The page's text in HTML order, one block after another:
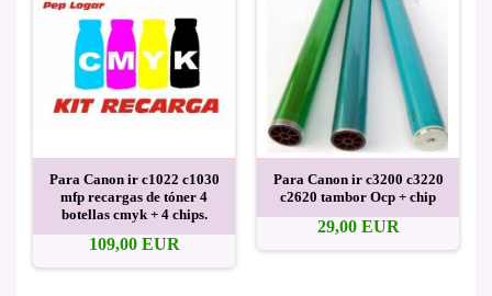
Para Canon ir c1022 c1030
mfp recargas de tóner 4
botellas cmyk + 4 chips.
109,00 EUR
Para Canon ir c3200 c3220
c2620 tambor Ocp + chip
29,00 EUR